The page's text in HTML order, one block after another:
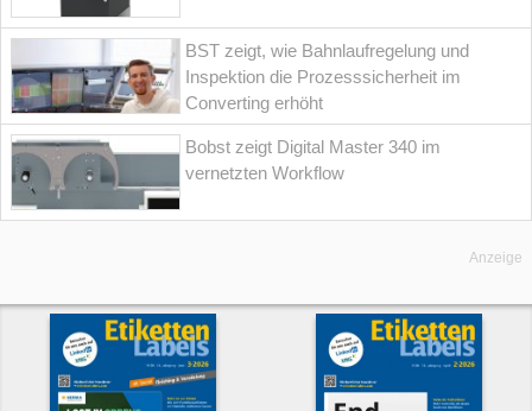
BST zeigt, wie Bahnlaufregelung und
Inspektion die Prozesssicherheit im
Converting erhöht
Bobst zeigt Digital Master 340 im
vernetzten Workflow
Anzeige